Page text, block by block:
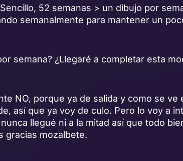
52 semanas > un dibujo por
semanalmente para mantener un
semana? ¿Llegaré a completar esta
NO, porque ya de salida y como se ve
así que ya voy de culo. Pero lo voy a
llegué ni a la mitad así que todo
gracias mozalbete.